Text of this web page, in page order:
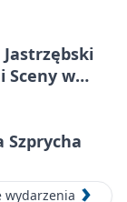
Sceny w
Szprycha
wydarzenia